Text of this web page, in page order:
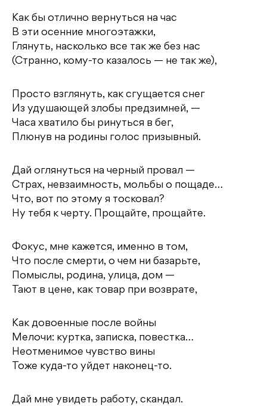
Как бы отлично вернуться на час
В эти осенние многоэтажки,
Глянуть, насколько все так же без нас
(Странно, кому-то казалось — не так же),
Просто взглянуть, как сгущается снег
Из удушающей злобы предзимней, —
Часа хватило бы ринуться в бег,
Плюнув на родины голос призывный.
Дай оглянуться на черный провал —
Страх, невзаимность, мольбы о пощаде…
Что, вот по этому я тосковал?
Ну тебя к черту. Прощайте, прощайте.
Фокус, мне кажется, именно в том,
Что после смерти, о чем ни базарьте,
Помыслы, родина, улица, дом —
Тают в цене, как товар при возврате,
Как довоенные после войны
Мелочи: куртка, записка, повестка…
Неотменимое чувство вины
Тоже куда-то уйдет наконец-то.
Дай мне увидеть работу, скандал.